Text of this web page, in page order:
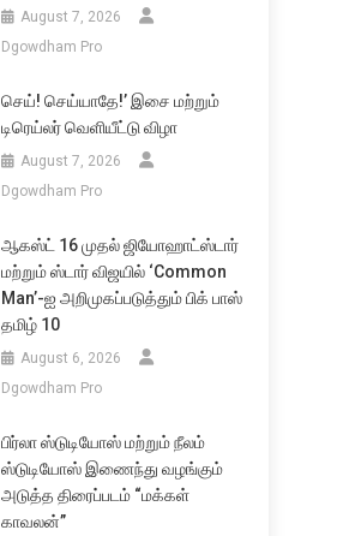
August 7, 2026
Dgowdham Pro
செய்! செய்யாதே!’ இசை மற்றும்
டிரெய்லர் வெளியீட்டு விழா
August 7, 2026
Dgowdham Pro
ஆகஸ்ட் 16 முதல் ஜியோஹாட்ஸ்டார்
மற்றும் ஸ்டார் விஜயில் ‘Common
Man’-ஐ அறிமுகப்படுத்தும் பிக் பாஸ்
தமிழ் 10
August 6, 2026
Dgowdham Pro
பிர்லா ஸ்டுடியோஸ் மற்றும் நீலம்
ஸ்டுடியோஸ் இணைந்து வழங்கும்
அடுத்த திரைப்படம் “மக்கள்
காவலன்”